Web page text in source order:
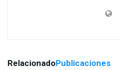
RelacionadoPublicaciones